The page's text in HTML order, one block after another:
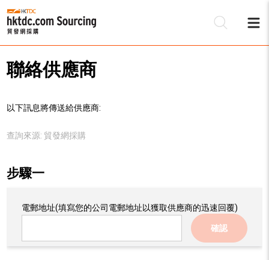
聯絡供應商
以下訊息將傳送給供應商:
查詢來源: 貿發網採購
步驟一
電郵地址(填寫您的公司電郵地址以獲取供應商的迅速回覆)
確認